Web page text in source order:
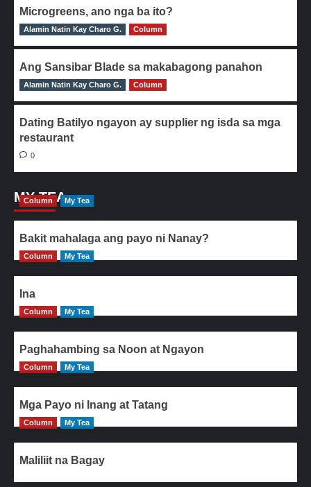
Microgreens, ano nga ba ito?
0
Alamin Natin Kay Charo G. Column
Ang Sansibar Blade sa makabagong panahon
0
Alamin Natin Kay Charo G. Column
Dating Batilyo ngayon ay supplier ng isda sa mga
restaurant
0
MY TEA
Column My Tea
Bakit mahalaga ang payo ni Nanay?
Column My Tea
Ina
Column My Tea
Paghahambing sa Noon at Ngayon
Column My Tea
Mga Payo ni Inang at Tatang
Column My Tea
Maliliit na Bagay